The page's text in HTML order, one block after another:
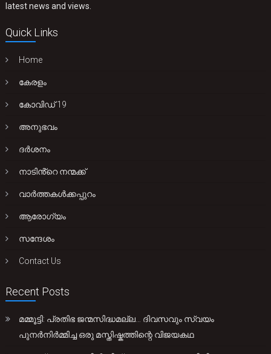
latest news and views.
Quick Links
Home
കേരളം
കോവിഡ് 19
അനുഭവം
ദർശനം
നാടിൻ്റെ നന്മക്ക്
വാർത്തകൾക്കപ്പുറം
ആരോഗ്യം
സന്ദേശം
Contact Us
Recent Posts
മമ്മൂട്ടി: പ്രതിഭ ജന്മസിദ്ധമല്ല… ദിവസവും സ്വയം
പുനർനിർമ്മിച്ച ഒരു മസ്തിഷ്കത്തിന്റെ വിജയകഥ